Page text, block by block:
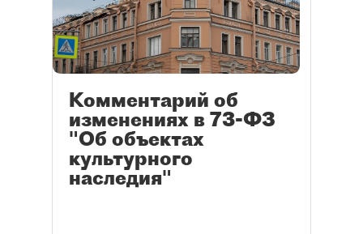
Комментарий об
изменениях в 73-ФЗ
"Об объектах
культурного
наследия"